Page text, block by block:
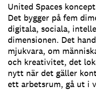
United Spaces
Det bygger på fem
digitala, sociala,
dimensionen. Det
mjukvara, om
och kreativitet, det
nytt när det gäller
ett arbetsrum, gå ut i